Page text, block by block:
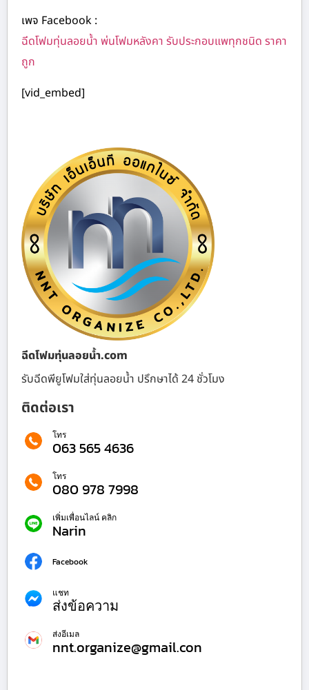
เพจ Facebook :
ฉีดโฟมทุ่นลอยน้ำ พ่นโฟมหลังคา รับประกอบแพทุกชนิด ราคา
ถูก
[vid_embed]
ฉีดโฟมทุ่นลอยน้ำ.com
รับฉีดพียูโฟมใส่ทุ่นลอยน้ำ ปรึกษาได้ 24 ชั่วโมง
ติดต่อเรา
โทร
063 565 4636
โทร
080 978 7998
เพิ่มเพื่อนไลน์ คลิก
Narin
Facebook
แชท
ส่งข้อความ
ส่งอีเมล
nnt.organize@gmail.con